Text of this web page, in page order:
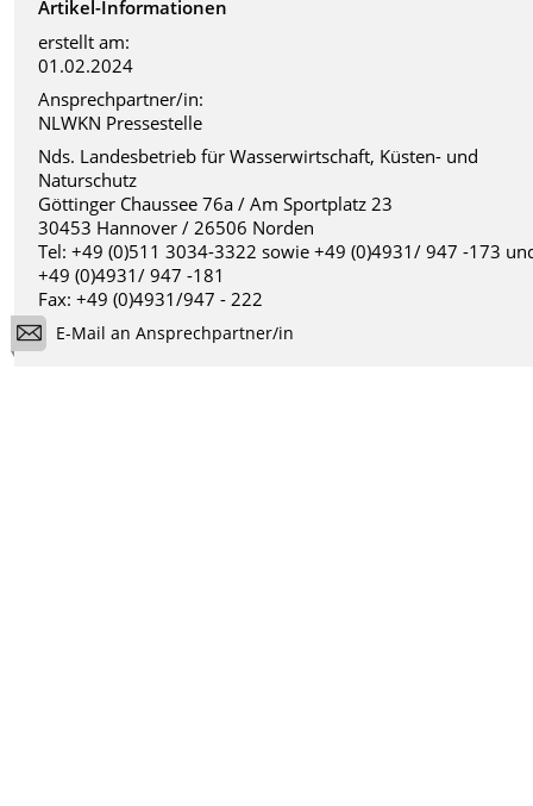
Artikel-Informationen
erstellt am:
01.02.2024
Ansprechpartner/in:
NLWKN Pressestelle
Nds. Landesbetrieb für Wasserwirtschaft, Küsten- und
Naturschutz
Göttinger Chaussee 76a / Am Sportplatz 23
30453 Hannover / 26506 Norden
Tel: +49 (0)511 3034-3322 sowie +49 (0)4931/ 947 -173
+49 (0)4931/ 947 -181
Fax: +49 (0)4931/947 - 222
E-Mail an Ansprechpartner/in